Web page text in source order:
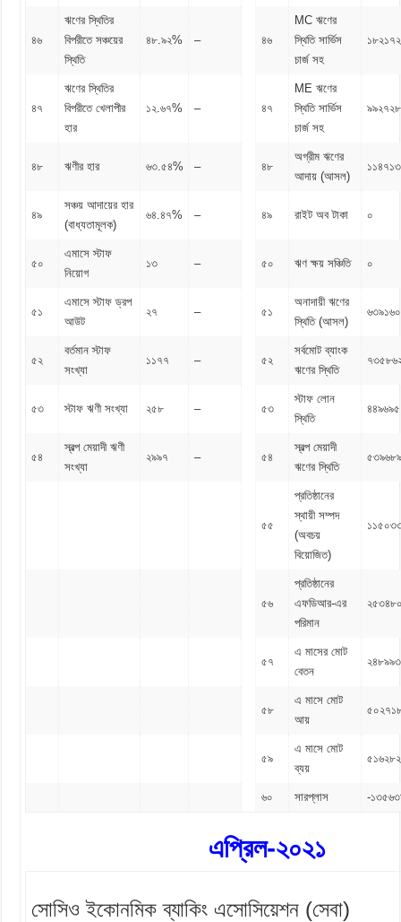
৪৬
ঋণের স্থিতির
বিপরীতে সঞ্চয়ের
স্থিতি
৪৮.৯২% – ৪৬
MC ঋণের
স্থিতি সার্ভিস
চার্জ সহ
৪৭
ঋণের স্থিতির
বিপরীতে খেলাপীর
হার
১২.৬৭% – ৪৭
ME ঋণের
স্থিতি সার্ভিস
চার্জ সহ
৪৮ ঋণীর হার ৬৩.৫৪% – ৪৮
অগ্রীম ঋণের
আদায় (আসল)
৪৯
সঞ্চয় আদায়ের হার
(বাধ্যতামূলক)
৬৪.৪৭% – ৪৯ রাইট অব টাকা ০
৫০
এমাসে স্টাফ
নিয়োগ
১৩ – ৫০ ঋণ ক্ষয় সঞ্চিতি ০
৫১
এমাসে স্টাফ ড্রপ
আউট
২৭ – ৫১
অনাদায়ী ঋণের
স্থিতি (আসল)
৫২
বর্তমান স্টাফ
সংখ্যা
১১৭৭ – ৫২
সর্বমোট ব্যাংক
ঋণের স্থিতি
৫৩ স্টাফ ঋণী সংখ্যা ২৫৮ – ৫৩
স্টাফ লোন
স্থিতি
৫৪
স্বল্প মেয়াদী ঋণী
সংখ্যা
২৯৯৭ – ৫৪
স্বল্প মেয়াদী
ঋণের স্থিতি
৫৫
প্রতিষ্ঠানের
স্থায়ী সম্পদ
(অবচয়
বিয়োজিত)
৫৬
প্রতিষ্ঠানের
এফডিআর-এর
পরিমান
৫৭
এ মাসের মোট
বেতন
৫৮
এ মাসে মোট
আয়
৫৯
এ মাসে মোট
ব্যয়
৬০ সারপ্লাস -
এপ্রিল-২০২১
সোসিও ইকোনমিক ব্যাকিং এসোসিয়েশন (সেবা)